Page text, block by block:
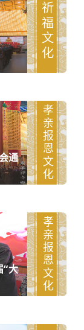
祈福文化
通
孝亲报恩文化
“大
孝亲报恩文化